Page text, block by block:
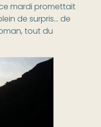
mardi promettait
de surpris… de
tout du